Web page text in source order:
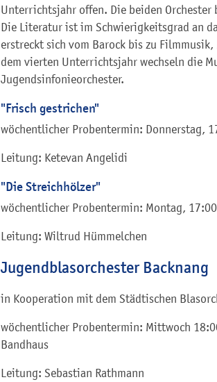
Unterrichtsjahr offen. Die beiden
Die Literatur ist im Schwierigkeitsgrad an
erstreckt sich vom Barock bis zu
dem vierten Unterrichtsjahr wechseln die
Jugendsinfonieorchester.
"Frisch gestrichen"
wöchentlicher Probentermin: Donnerstag,
Leitung: Ketevan Angelidi
"Die Streichhölzer"
wöchentlicher Probentermin: Montag,
Leitung: Wiltrud Hümmelchen
Jugendblasorchester Backnang
in Kooperation mit dem Städtischen
wöchentlicher Probentermin: Mittwoch
Bandhaus
Leitung: Sebastian Rathmann